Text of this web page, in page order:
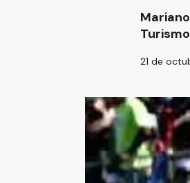
21 de